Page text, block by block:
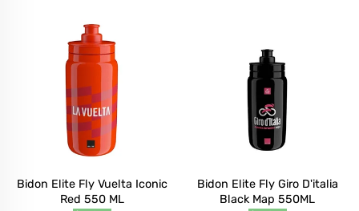
Bidon Elite Fly Vuelta Iconic
Red 550 ML
Bidon Elite Fly Giro D'italia
Black Map 550ML